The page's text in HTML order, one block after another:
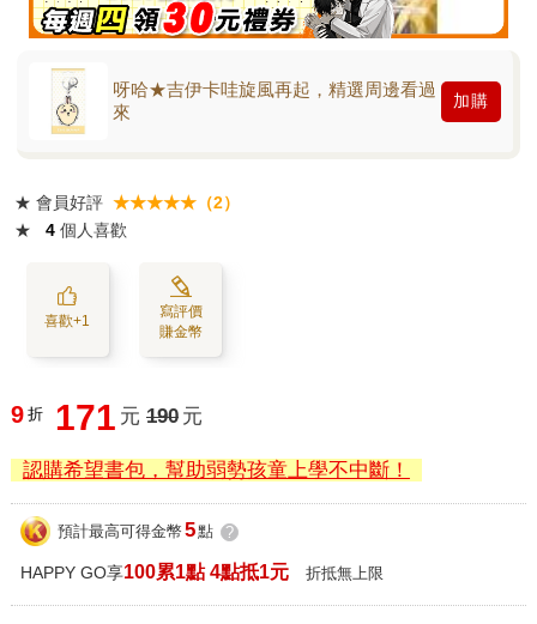
呀哈★吉伊卡哇旋風再起，精選周邊看過
來
加購
★ 會員好評 ★★★★★（2）
★
4 個人喜歡
喜歡+1
寫評價
賺金幣
9 折 171 元 190 元
認購希望書包，幫助弱勢孩童上學不中斷！
預計最高可得金幣 5點 ?
HAPPY GO享100累1點 4點抵1元 折抵無上限